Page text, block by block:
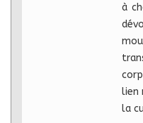
à
lien
la